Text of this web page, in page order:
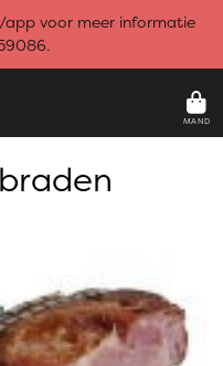
app voor meer informatie
MAND